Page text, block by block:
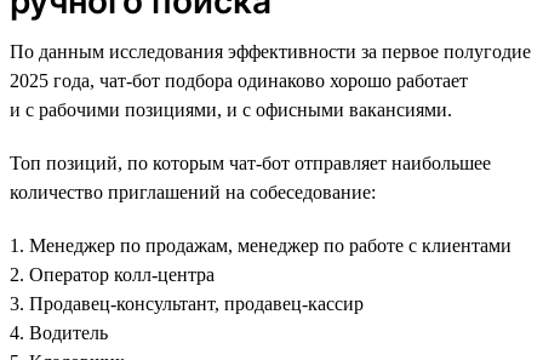
По данным исследования эффективности за первое полугодие
2025 года, чат-бот подбора одинаково хорошо работает
и с рабочими позициями, и с офисными вакансиями.
Топ позиций, по которым чат-бот отправляет наибольшее
количество приглашений на собеседование:
1. Менеджер по продажам, менеджер по работе с клиентами
2. Оператор колл-центра
3. Продавец-консультант, продавец-кассир
4. Водитель